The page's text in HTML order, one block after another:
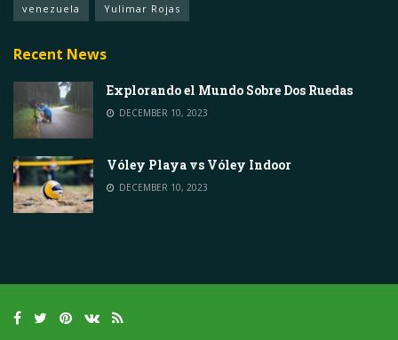
venezuela Yulimar Rojas
Recent News
Explorando el Mundo Sobre Dos Ruedas
DECEMBER 10, 2023
Vóley Playa vs Vóley Indoor
DECEMBER 10, 2023